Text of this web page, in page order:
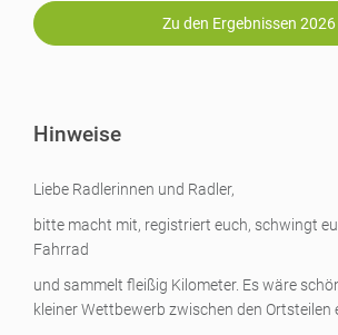
Zu den Ergebnissen 2026
Hinweise
Liebe Radlerinnen und Radler,
bitte macht mit, registriert euch, schwingt
Fahrrad
und sammelt fleißig Kilometer. Es wäre
kleiner Wettbewerb zwischen den Ortsteilen